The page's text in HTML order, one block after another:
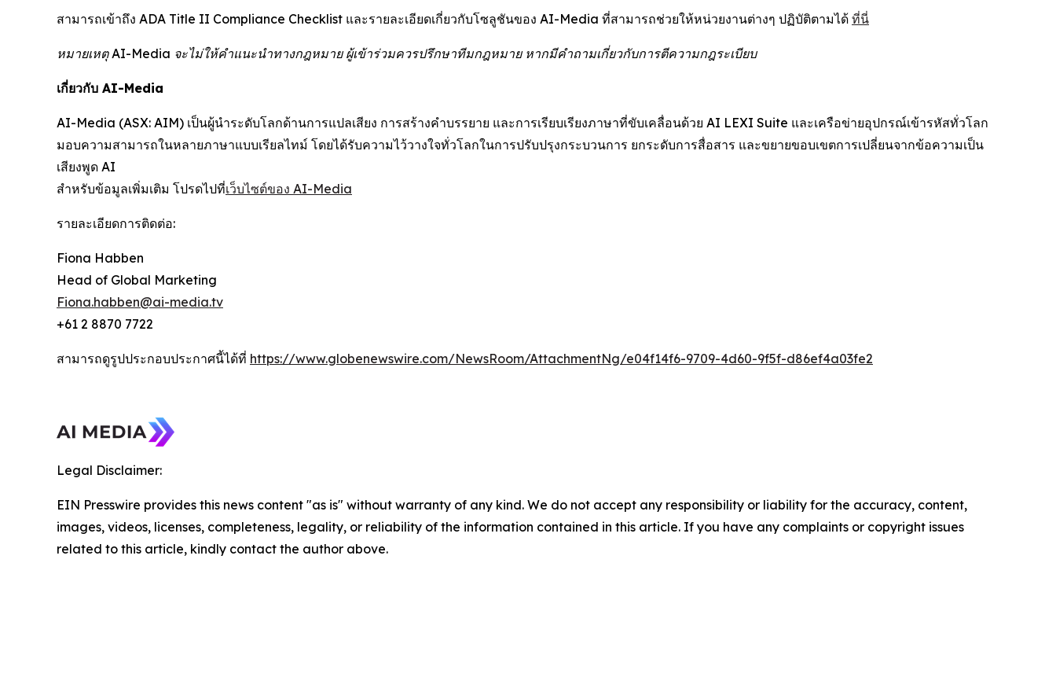
สามารถเข้าถึง ADA Title II Compliance Checklist และรายละเอียดเกี่ยวกับโซลูชันของ AI-Media ที่สามารถช่วยให้หน่วยงานต่างๆ ปฏิบัติตามได้ ที่นี่
หมายเหตุ AI-Media จะไม่ให้คำแนะนำทางกฎหมาย ผู้เข้าร่วมควรปรึกษาทีมกฎหมาย หากมีคำถามเกี่ยวกับการตีความกฎระเบียบ
เกี่ยวกับ AI-Media
AI-Media (ASX: AIM) เป็นผู้นำระดับโลกด้านการแปลเสียง การสร้างคำบรรยาย และการเรียบเรียงภาษาที่ขับเคลื่อนด้วย AI LEXI Suite และเครือข่ายอุปกรณ์เข้ารหัสทั่วโลก
มอบความสามารถในหลายภาษาแบบเรียลไทม์ โดยได้รับความไว้วางใจทั่วโลกในการปรับปรุงกระบวนการ ยกระดับการสื่อสาร และขยายขอบเขตการเปลี่ยนจากข้อความเป็น
เสียงพูด AI
สำหรับข้อมูลเพิ่มเติม โปรดไปที่เว็บไซต์ของ AI-Media
รายละเอียดการติดต่อ:
Fiona Habben
Head of Global Marketing
Fiona.habben@ai-media.tv
+61 2 8870 7722
สามารถดูรูปประกอบประกาศนี้ได้ที่ https://www.globenewswire.com/NewsRoom/AttachmentNg/e04f14f6-9709-4d60-9f5f-d86ef4a03fe2
Legal Disclaimer:
EIN Presswire provides this news content "as is" without warranty of any kind. We do not accept any responsibility or liability for the accuracy, content,
images, videos, licenses, completeness, legality, or reliability of the information contained in this article. If you have any complaints or copyright issues
related to this article, kindly contact the author above.